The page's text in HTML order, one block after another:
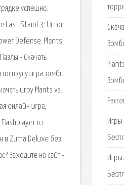
успешно.
Last Stand 3: Union
Defense. Plants
- Скачать
вкусу игра зомби
игру Plants vs.
онлайн игра,
в Zuma Deluxe без
Заходите на сайт -
Игры
Игры